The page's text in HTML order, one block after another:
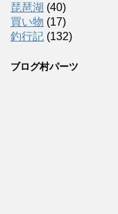
琵琶湖 (40)
買い物 (17)
釣行記 (132)
ブログ村パーツ